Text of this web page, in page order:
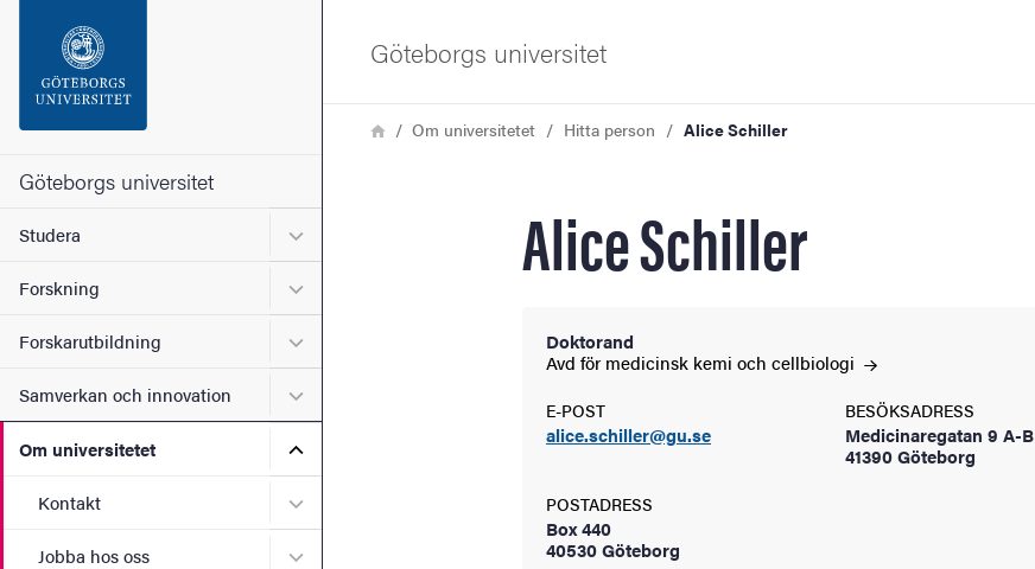
Sidfoten
Om webbplatsen
Göteborgs universitet
Studera Undermeny för Studera
Forskning Undermeny för Forskning
Forskarutbildning Undermeny för Forskarutbildning
Samverkan och innovation Undermeny för Samverkan och innovation
Om universitetet Undermeny för Om universitetet
Kontakt Undermeny för Kontakt
Jobba hos oss Undermeny för Jobba hos oss
Göteborgs universitet
LänkstigHemOm universitetet Hitta person Alice Schiller
Alice Schiller
Doktorand
Avd för medicinsk kemi och cellbiologi
E-POST
alice.schiller@gu.se
BESÖKSADRESS
Medicinaregatan 9 A-B
41390 Göteborg
POSTADRESS
Box 440
40530 Göteborg